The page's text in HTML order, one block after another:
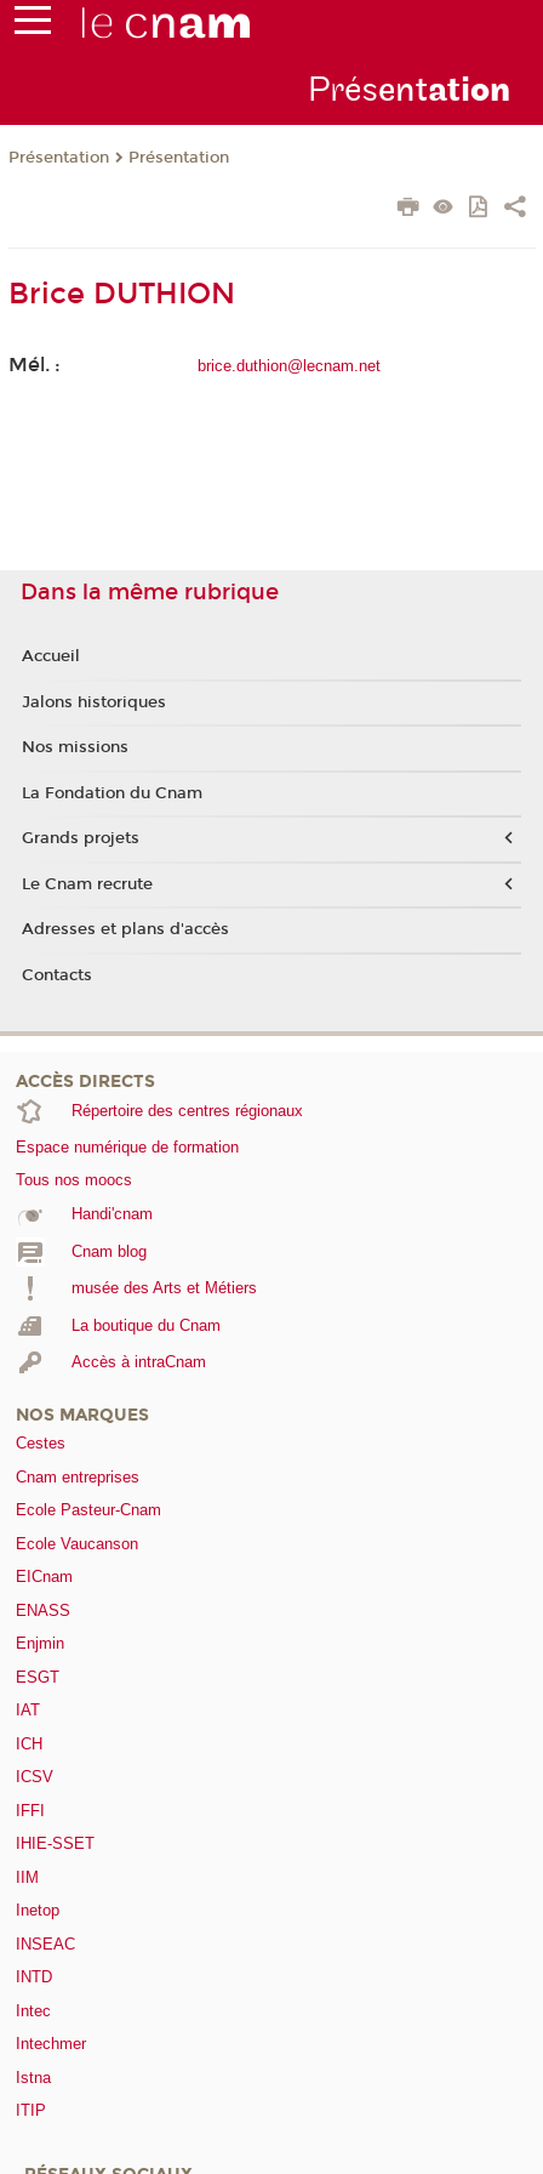
Présentation
Présentation Présentation
Brice DUTHION
Mél. : brice.duthion@lecnam.net
Dans la même rubrique
Accueil
Jalons historiques
Nos missions
La Fondation du Cnam
Grands projets
Le Cnam recrute
Adresses et plans d'accès
Contacts
ACCÈS DIRECTS
Répertoire des centres régionaux
Espace numérique de formation
Tous nos moocs
Handi'cnam
Cnam blog
musée des Arts et Métiers
La boutique du Cnam
Accès à intraCnam
NOS MARQUES
Cestes
Cnam entreprises
Ecole Pasteur-Cnam
Ecole Vaucanson
EICnam
ENASS
Enjmin
ESGT
IAT
ICH
ICSV
IFFI
IHIE-SSET
IIM
Inetop
INSEAC
INTD
Intec
Intechmer
Istna
ITIP